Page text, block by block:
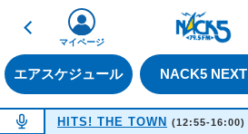
戻る
エアスケジュール NACK5 NEXT
マイページ
NOW ON AIR
HITS! THE TOWN (12:55-16:00)